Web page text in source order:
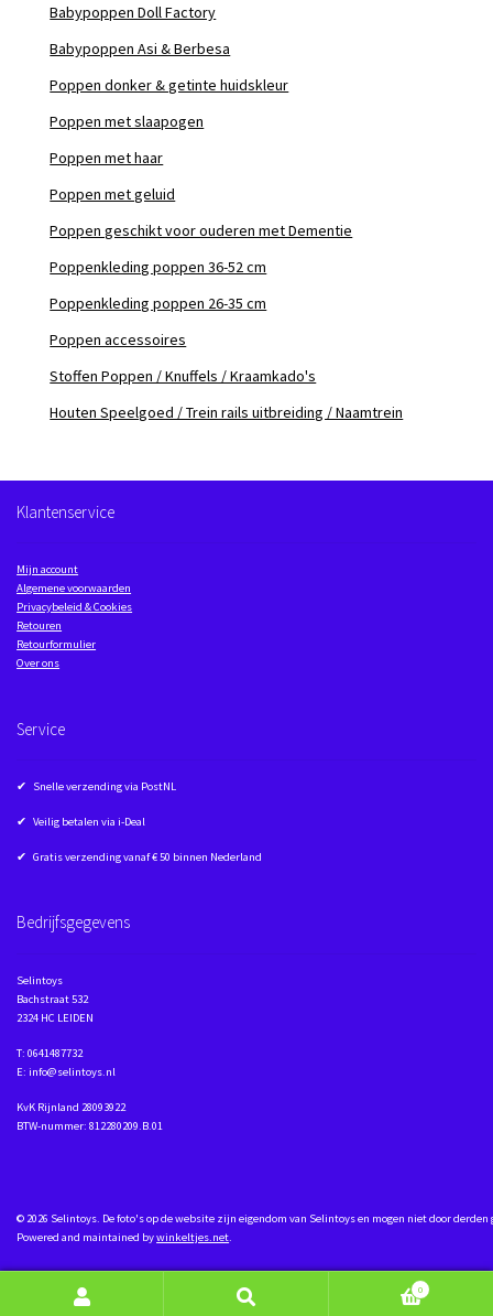
Babypoppen Doll Factory
Babypoppen Asi & Berbesa
Poppen donker & getinte huidskleur
Poppen met slaapogen
Poppen met haar
Poppen met geluid
Poppen geschikt voor ouderen met Dementie
Poppenkleding poppen 36-52 cm
Poppenkleding poppen 26-35 cm
Poppen accessoires
Stoffen Poppen / Knuffels / Kraamkado's
Houten Speelgoed / Trein rails uitbreiding / Naamtrein
Klantenservice
Mijn account
Algemene voorwaarden
Privacybeleid & Cookies
Retouren
Retourformulier
Over ons
Service
✔ Snelle verzending via PostNL
✔ Veilig betalen via i-Deal
✔ Gratis verzending vanaf € 50 binnen Nederland
Bedrijfsgegevens
Selintoys
Bachstraat 532
2324 HC LEIDEN
T: 0641487732
E: info@selintoys.nl
KvK Rijnland 28093922
BTW-nummer: 812280209.B.01
© 2026 Selintoys. De foto's op de website zijn eigendom van Selintoys en mogen niet door
Powered and maintained bywinkeltjes.net.
0